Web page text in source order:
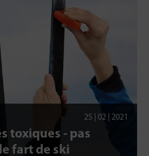
25 | 02 | 2021
toxiques - pas
fart de ski